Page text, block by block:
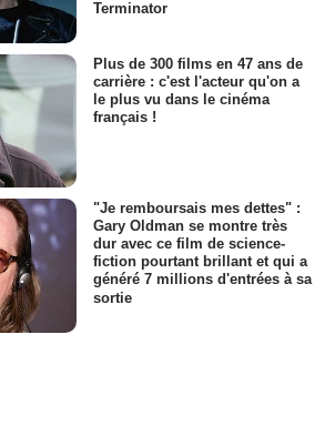
Terminator
Plus de 300 films en 47 ans de
carrière : c'est l'acteur qu'on a
le plus vu dans le cinéma
français !
"Je remboursais mes dettes" :
Gary Oldman se montre très
dur avec ce film de science-
fiction pourtant brillant et qui a
généré 7 millions d'entrées à sa
sortie